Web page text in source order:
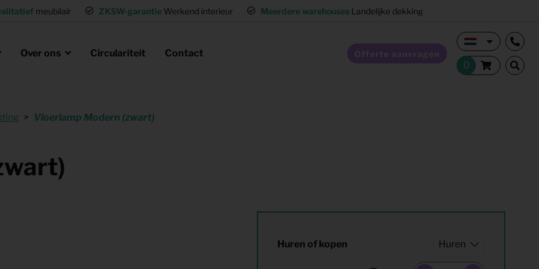
meubilair ZKSW-garantie Werkend interieur Meerdere warehouses Landelijke dekking
Over ons Circulariteit Contact Offerte aanvragen
huren
of wisselwoning
Studentenhuisvesting
Co-living
missie
Vloerlamp Modern (zwart)
Huren of kopen